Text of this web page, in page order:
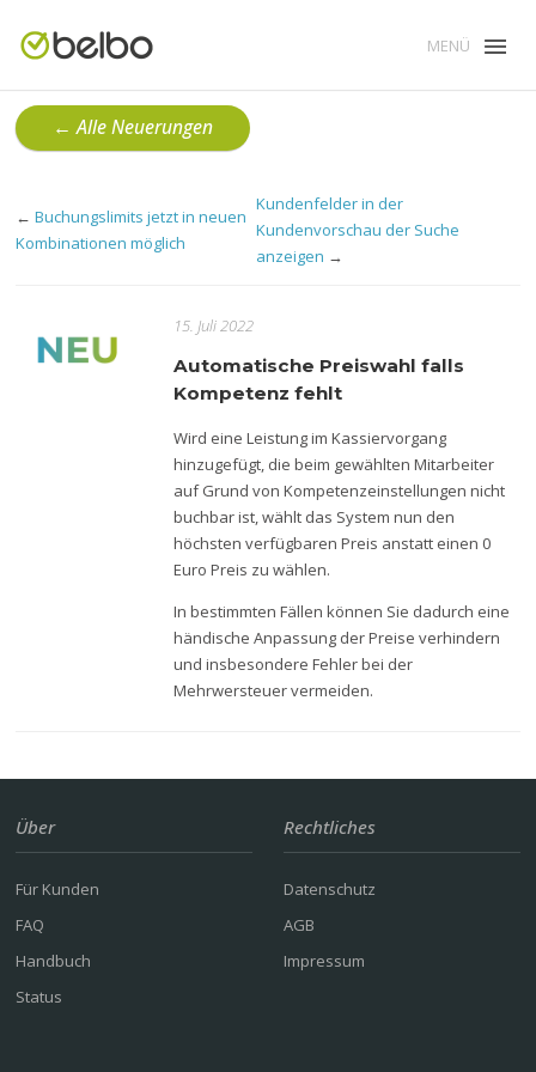
MENÜ
← Alle Neuerungen
← Buchungslimits jetzt in neuen
Kombinationen möglich
Kundenfelder in der
Kundenvorschau der Suche
anzeigen →
15. Juli 2022
Automatische Preiswahl falls
Kompetenz fehlt
Wird eine Leistung im Kassiervorgang
hinzugefügt, die beim gewählten Mitarbeiter
auf Grund von Kompetenzeinstellungen nicht
buchbar ist, wählt das System nun den
höchsten verfügbaren Preis anstatt einen 0
Euro Preis zu wählen.
In bestimmten Fällen können Sie dadurch eine
händische Anpassung der Preise verhindern
und insbesondere Fehler bei der
Mehrwersteuer vermeiden.
Über
Für Kunden
FAQ
Handbuch
Status
Rechtliches
Datenschutz
AGB
Impressum